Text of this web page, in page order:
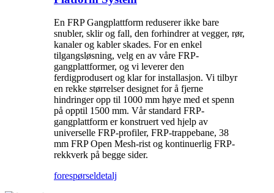
En FRP Gangplattform reduserer ikke bare
snubler, sklir og fall, den forhindrer at vegger, rør,
kanaler og kabler skades. For en enkel
tilgangsløsning, velg en av våre FRP-
gangplattformer, og vi leverer den
ferdigprodusert og klar for installasjon. Vi tilbyr
en rekke størrelser designet for å fjerne
hindringer opp til 1000 mm høye med et spenn
på opptil 1500 mm. Vår standard FRP-
gangplattform er konstruert ved hjelp av
universelle FRP-profiler, FRP-trappebane, 38
mm FRP Open Mesh-rist og kontinuerlig FRP-
rekkverk på begge sider.
forespørseldetalj